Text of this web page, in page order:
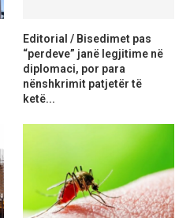
Editorial / Bisedimet pas
“perdeve” janë legjitime në
diplomaci, por para
nënshkrimit patjetër të
ketë...